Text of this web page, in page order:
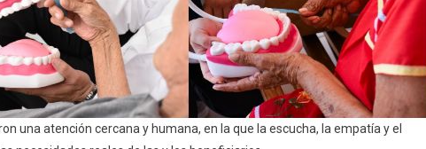
una atención cercana y humana, en la que la escucha, la empatía y el